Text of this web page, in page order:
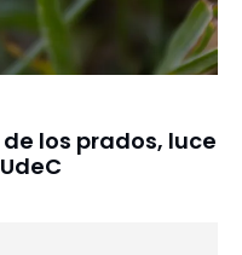
los prados, luce